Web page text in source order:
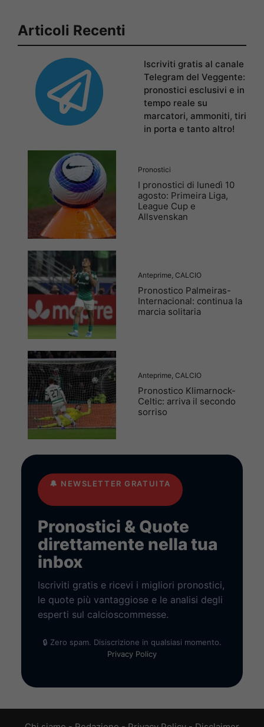
Articoli Recenti
Iscriviti gratis al canale
Telegram del Veggente:
pronostici esclusivi e in
tempo reale su
marcatori, ammoniti, tiri
in porta e tanto altro!
Pronostici
I pronostici di lunedì 10
agosto: Primeira Liga,
League Cup e
Allsvenskan
Anteprime CALCIO
Pronostico Palmeiras-
Internacional: continua la
marcia solitaria
Anteprime CALCIO
Pronostico Klimarnock-
Celtic: arriva il secondo
sorriso
🔔 NEWSLETTER GRATUITA
Pronostici & Quote
direttamente nella tua
inbox
Iscriviti gratis e ricevi i migliori pronostici,
le quote più vantaggiose e le analisi degli
esperti sul calcioscommesse.
🔒 Zero spam. Disiscrizione in qualsiasi momento.
Privacy Policy